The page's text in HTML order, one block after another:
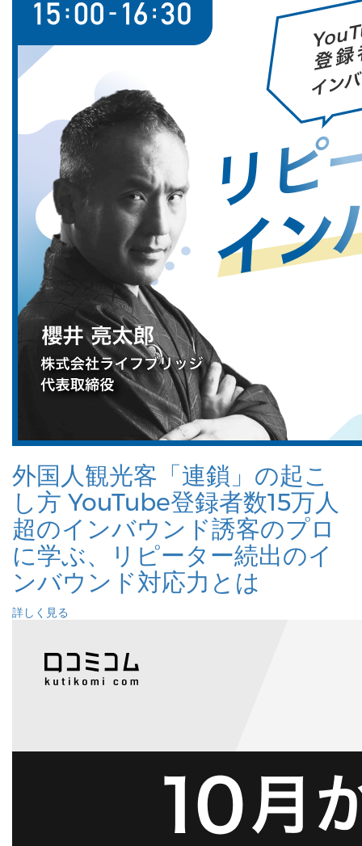
外国人観光客「連鎖」の起こ
し方 YouTube登録者数15万人
超のインバウンド誘客のプロ
に学ぶ、リピーター続出のイ
ンバウンド対応力とは
詳しく見る